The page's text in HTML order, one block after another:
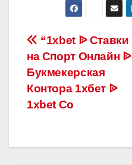
Post
navigation
“1xbet ᐉ Ставки
на Спорт Онлайн ᐉ
Букмекерская
Контора 1хбет ᐉ
1xbet Co